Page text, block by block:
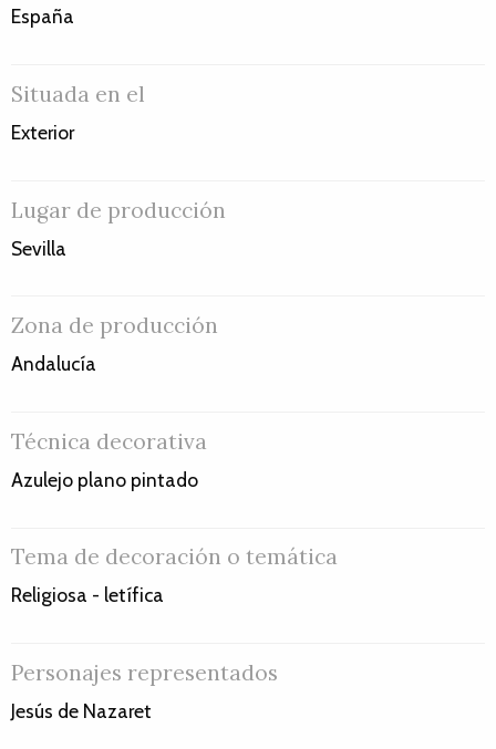
España
Situada en el
Exterior
Lugar de producción
Sevilla
Zona de producción
Andalucía
Técnica decorativa
Azulejo plano pintado
Tema de decoración o temática
Religiosa - letífica
Personajes representados
Jesús de Nazaret